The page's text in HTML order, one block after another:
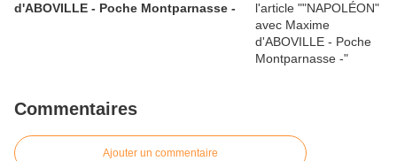
d'ABOVILLE - Poche Montparnasse -
Commentaires
Ajouter un commentaire